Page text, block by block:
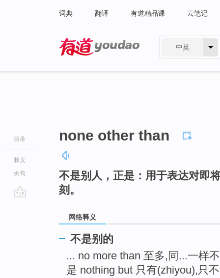
词典 翻译 有道精品课 云笔记
中英
目录
释义
例句
none other than
不是别人，正是：用于表达对即
刻。
网络释义
不是别的
... no more than 至多,同...一样
是 nothing but 只有(zhiyou),只